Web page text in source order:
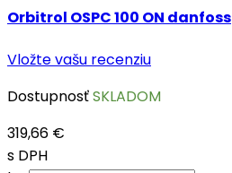
Orbitrol OSPC 100 ON danfoss
Vložte vašu recenziu
DostupnosťSKLADOM
319,66 €
s DPH